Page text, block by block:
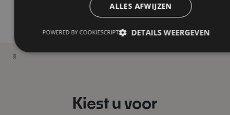
Kiest u voor
ALLES AFWIJZEN
DETAILS WEERGEVEN
POWERED BY COOKIESCRIPT